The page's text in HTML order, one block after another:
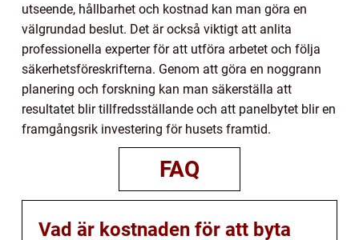
utseende, hållbarhet och kostnad kan man göra en
välgrundad beslut. Det är också viktigt att anlita
professionella experter för att utföra arbetet och följa
säkerhetsföreskrifterna. Genom att göra en noggrann
planering och forskning kan man säkerställa att
resultatet blir tillfredsställande och att panelbytet blir en
framgångsrik investering för husets framtid.
FAQ
Vad är kostnaden för att byta